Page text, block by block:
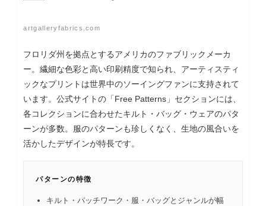
artgalleryfabrics.com
フロリダ州を拠点とするアメリカのファブリックメーカ
ー。繊細な色彩と高い印刷精度で知られ、アーティスティ
ックなプリントは世界中のソーイングファンに支持されて
います。公式サイトの「Free Patterns」セクションには、
各コレクションに合わせたキルト・バッグ・ウェアのパタ
ーンが多数。服のパターンも珍しくなく、生地の風合いを
活かしたデザインが特長です。
パターンの特徴
キルト・パッチワーク・服・バッグとジャンルが幅